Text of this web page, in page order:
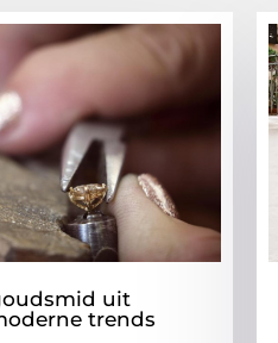
uit
trends